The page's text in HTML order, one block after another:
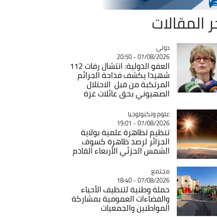
المقالات
Catégorie
دولي
07/08/2026 - 20:50
العفو الدولية: انتشال رفات 112
شهيدا يكشف فداحة الجرائم
المرتكبة من قبل الاحتلال
الصهيوني بحق عائلات غزة
Catégorie
علوم وتكنولوجيا
07/08/2026 - 19:01
تنظيم تظاهرة علمية بولاية
الجزائر لرصد ظاهرة كسوف
الشمس الجزئي الأربعاء القادم
Catégorie
مجتمع
07/08/2026 - 18:40
حملة وطنية لتنظيف الأحياء
والفضاءات العمومية بمشاركة
المواطنين والجمعيات